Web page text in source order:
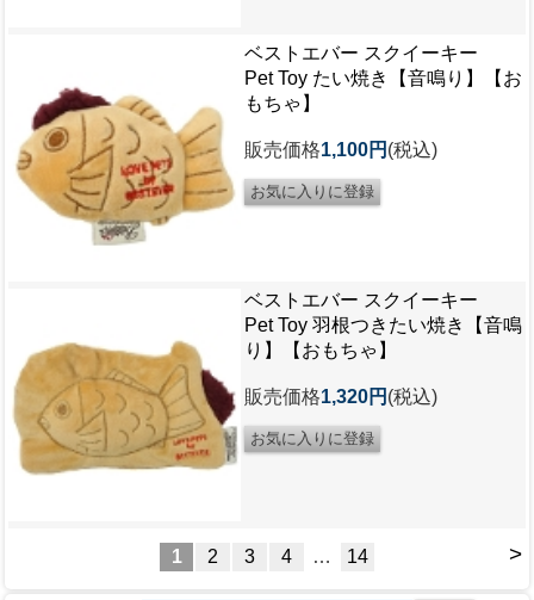
ベストエバー スクイーキー
Pet Toy たい焼き【音鳴り】【お
もちゃ】
販売価格1,100円 (税込)
ベストエバー スクイーキー
Pet Toy 羽根つきたい焼き【音鳴
り】【おもちゃ】
販売価格1,320円 (税込)
>
1 2 3 4 … 14